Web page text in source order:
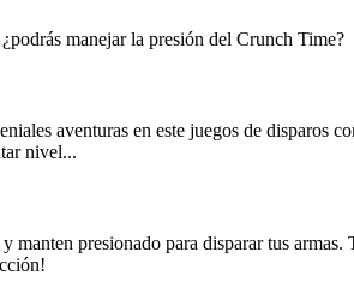
manejar la presión del Crunch Time?
aventuras en este juegos de disparos
nivel...
presionado para disparar tus armas.